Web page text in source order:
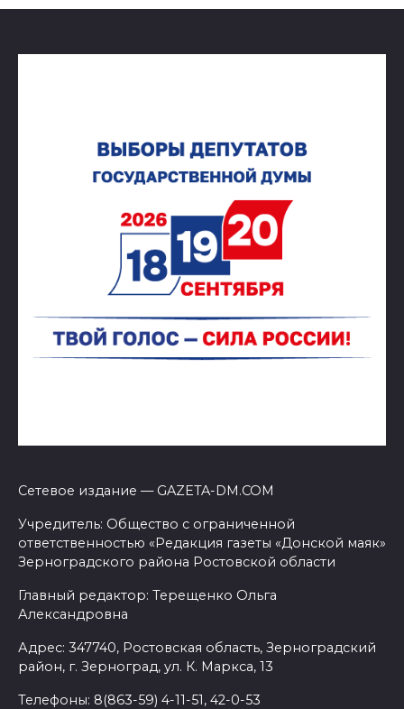
Сетевое издание — GAZETA-DM.COM
Учредитель: Общество с ограниченной
ответственностью «Редакция газеты «Донской маяк»
Зерноградского района Ростовской области
Главный редактор: Терещенко Ольга
Александровна
Адрес: 347740, Ростовская область, Зерноградский
район, г. Зерноград, ул. К. Маркса, 13
Телефоны: 8(863-59) 4-11-51, 42-0-53